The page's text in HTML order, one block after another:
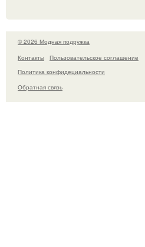
© 2026 Модная подружка
Контакты
Пользовательское соглашение
Политика конфидециальности
Обратная связь